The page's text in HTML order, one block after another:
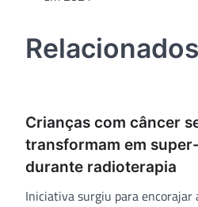
Relacionados
Crianças com câncer
transformam em
durante radioterapia
Iniciativa surgiu para encorajar